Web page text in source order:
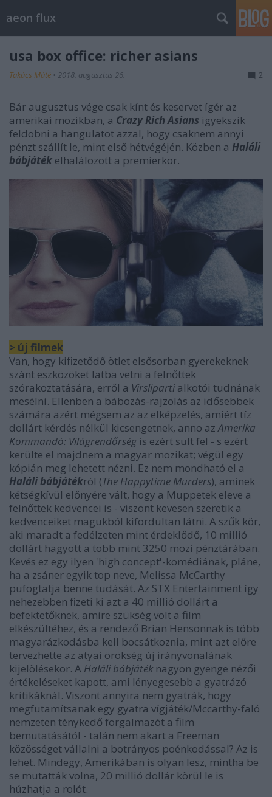
aeon flux
usa box office: richer asians
Takács Máté • 2018. augusztus 26. 2
Bár augusztus vége csak kínt és keservet ígér az
amerikai mozikban, a Crazy Rich Asians igyekszik
feldobni a hangulatot azzal, hogy csaknem annyi
pénzt szállít le, mint első hétvégéjén. Közben a Haláli
bábjáték elhalálozott a premierkor.
> új filmek
Van, hogy kifizetődő ötlet elsősorban gyerekeknek
szánt eszközöket latba vetni a felnőttek
szórakoztatására, erről a Virsliparti alkotói tudnának
mesélni. Ellenben a bábozás-rajzolás az idősebbek
számára azért mégsem az az elképzelés, amiért tíz
dollárt kérdés nélkül kicsengetnek, anno azAmerika
Kommandó: Világrendőrség is ezért sült fel - s ezért
kerülte el majdnem a magyar mozikat; végül egy
kópián meg lehetett nézni. Ez nem mondható el a
Haláli bábjátékról (The Happytime Murders), aminek
kétségkívül előnyére vált, hogy a Muppetek eleve a
felnőttek kedvencei is - viszont kevesen szeretik a
kedvenceiket magukból kifordultan látni. A szűk kör,
aki maradt a fedélzeten mint érdeklődő, 10 millió
dollárt hagyott a több mint 3250 mozi pénztárában.
Kevés ez egy ilyen 'high concept'-komédiának, pláne,
ha a zsáner egyik top neve, Melissa McCarthy
pufogtatja benne tudását. Az STX Entertainment így
nehezebben fizeti ki azt a 40 millió dollárt a
befektetőknek, amire szükség volt a film
elkészültéhez, és a rendező Brian Hensonnak is több
magyarázkodásba kell bocsátkoznia, mint azt előre
tervezhette az atyai örökség új irányvonalának
kijelölésekor. A Haláli bábjáték nagyon gyenge nézői
értékeléseket kapott, ami lényegesebb a gyatrázó
kritikáknál. Viszont annyira nem gyatrák, hogy
megfutamítsanak egy gyatra vígjáték/Mccarthy-faló
nemzeten ténykedő forgalmazót a film
bemutatásától - talán nem akart a Freeman
közösséget vállalni a botrányos poénkodással? Az is
lehet. Mindegy, Amerikában is olyan lesz, mintha be
se mutatták volna, 20 millió dollár körül le is
húzhatja a rolót.